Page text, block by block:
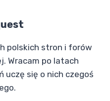
polskich stron i forów
Wracam po latach
uczę się o nich czegoś